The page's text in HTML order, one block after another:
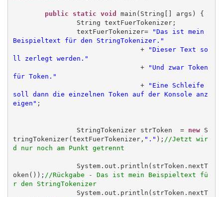
public static void
main(String[] args) {
		textFuerTokenizer=
"Das ist mein
Beispieltext für den StringTokenizer."
				+
"Dieser Text so
ll zerlegt werden."
				+
"Und zwar Token
für Token."
				+
"Eine Schleife
soll dann die einzelnen Token auf der Konsole anz
eigen" ;
		StringTokenizer strToken  =
new S
tringTokenizer(textFuerTokenizer, "." ); //Jetzt wir
d nur noch am Punkt getrennt
oken()); //Rückgabe - Das ist mein Beispieltext fü
r den StringTokenizer